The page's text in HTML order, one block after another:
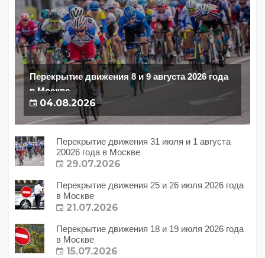
Перекрытие движения 8 и 9 августа 2026 года
в Москве
04.08.2026
Перекрытие движения 31 июля и 1 августа
20026 года в Москве
29.07.2026
Перекрытие движения 25 и 26 июля 2026 года
в Москве
21.07.2026
Перекрытие движения 18 и 19 июля 2026 года
в Москве
15.07.2026